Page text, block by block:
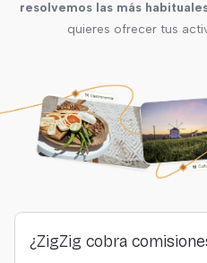
resolvemos las más
quieres ofrecer tus
¿ZigZig cobra